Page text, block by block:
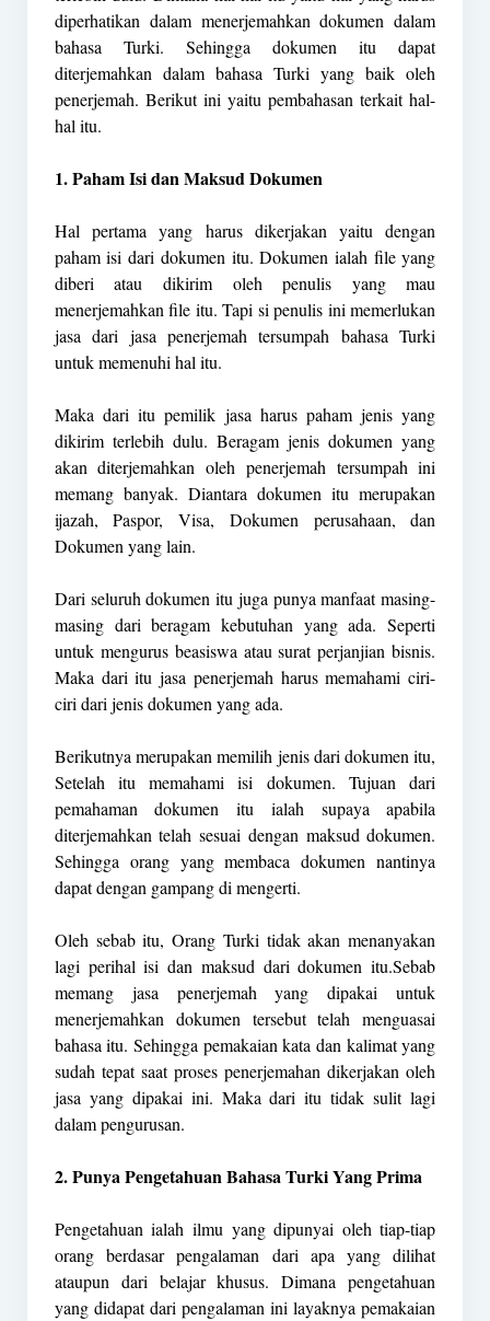
diperhatikan dalam menerjemahkan dokumen dalam
bahasa Turki. Sehingga dokumen itu dapat
diterjemahkan dalam bahasa Turki yang baik oleh
penerjemah. Berikut ini yaitu pembahasan terkait hal-
hal itu.
1. Paham Isi dan Maksud Dokumen
Hal pertama yang harus dikerjakan yaitu dengan
paham isi dari dokumen itu. Dokumen ialah file yang
diberi atau dikirim oleh penulis yang mau
menerjemahkan file itu. Tapi si penulis ini memerlukan
jasa dari jasa penerjemah tersumpah bahasa Turki
untuk memenuhi hal itu.
Maka dari itu pemilik jasa harus paham jenis yang
dikirim terlebih dulu. Beragam jenis dokumen yang
akan diterjemahkan oleh penerjemah tersumpah ini
memang banyak. Diantara dokumen itu merupakan
ijazah, Paspor, Visa, Dokumen perusahaan, dan
Dokumen yang lain.
Dari seluruh dokumen itu juga punya manfaat masing-
masing dari beragam kebutuhan yang ada. Seperti
untuk mengurus beasiswa atau surat perjanjian bisnis.
Maka dari itu jasa penerjemah harus memahami ciri-
ciri dari jenis dokumen yang ada.
Berikutnya merupakan memilih jenis dari dokumen itu,
Setelah itu memahami isi dokumen. Tujuan dari
pemahaman dokumen itu ialah supaya apabila
diterjemahkan telah sesuai dengan maksud dokumen.
Sehingga orang yang membaca dokumen nantinya
dapat dengan gampang di mengerti.
Oleh sebab itu, Orang Turki tidak akan menanyakan
lagi perihal isi dan maksud dari dokumen itu.Sebab
memang jasa penerjemah yang dipakai untuk
menerjemahkan dokumen tersebut telah menguasai
bahasa itu. Sehingga pemakaian kata dan kalimat yang
sudah tepat saat proses penerjemahan dikerjakan oleh
jasa yang dipakai ini. Maka dari itu tidak sulit lagi
dalam pengurusan.
2. Punya Pengetahuan Bahasa Turki Yang Prima
Pengetahuan ialah ilmu yang dipunyai oleh tiap-tiap
orang berdasar pengalaman dari apa yang dilihat
ataupun dari belajar khusus. Dimana pengetahuan
yang didapat dari pengalaman ini layaknya pemakaian